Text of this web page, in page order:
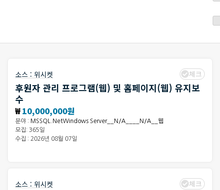
소스 : 위시켓 체크
후원자 관리 프로그램(웹) 및 홈페이지(웹) 유지보
수
₩10,000,000원
분야 : MSSQL.NetWindows Server__N/A____N/A__웹
모집: 365일
수집 : 2026년 08월 07일
소스 : 위시켓 체크